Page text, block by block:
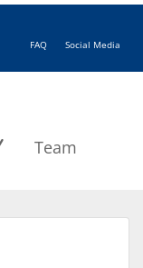
FAQ Social Media
Team